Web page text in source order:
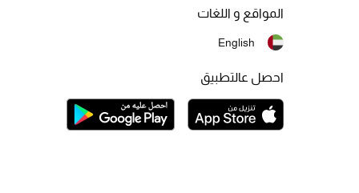
المواقع و اللغات
English
احصل عالتطبيق